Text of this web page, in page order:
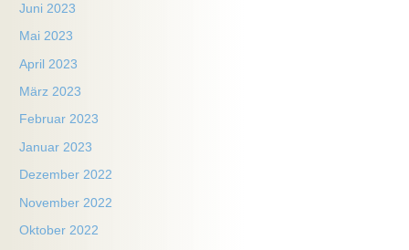
Juni 2023
Mai 2023
April 2023
März 2023
Februar 2023
Januar 2023
Dezember 2022
November 2022
Oktober 2022